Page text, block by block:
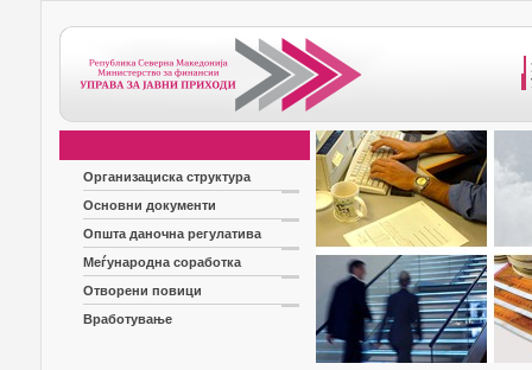
Организациска структура
Основни документи
Општа даночна регулатива
Меѓународна соработка
Отворени повици
Вработување